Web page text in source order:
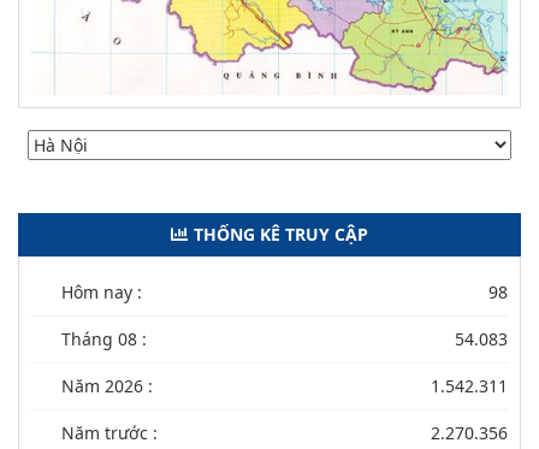
THỐNG KÊ TRUY CẬP
Hôm nay : 98
Tháng 08 : 54.083
Năm 2026 : 1.542.311
Năm trước : 2.270.356